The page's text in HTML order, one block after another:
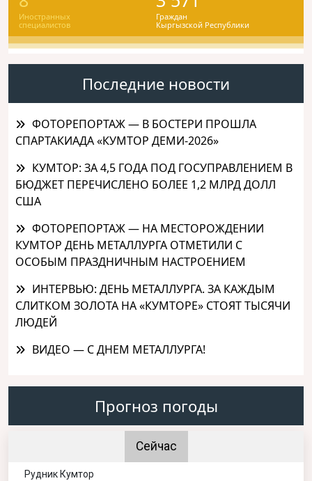
Иностранных
специалистов
Граждан
Кыргызской Республики
Последние новости
ФОТОРЕПОРТАЖ — В БОСТЕРИ ПРОШЛА
СПАРТАКИАДА «КУМТОР ДЕМИ-2026»
КУМТОР: ЗА 4,5 ГОДА ПОД ГОСУПРАВЛЕНИЕМ В
БЮДЖЕТ ПЕРЕЧИСЛЕНО БОЛЕЕ 1,2 МЛРД ДОЛЛ
США
ФОТОРЕПОРТАЖ — НА МЕСТОРОЖДЕНИИ
КУМТОР ДЕНЬ МЕТАЛЛУРГА ОТМЕТИЛИ С
ОСОБЫМ ПРАЗДНИЧНЫМ НАСТРОЕНИЕМ
ИНТЕРВЬЮ: ДЕНЬ МЕТАЛЛУРГА. ЗА КАЖДЫМ
СЛИТКОМ ЗОЛОТА НА «КУМТОРЕ» СТОЯТ ТЫСЯЧИ
ЛЮДЕЙ
ВИДЕО — С ДНЕМ МЕТАЛЛУРГА!
Прогноз погоды
Сейчас
Рудник Кумтор